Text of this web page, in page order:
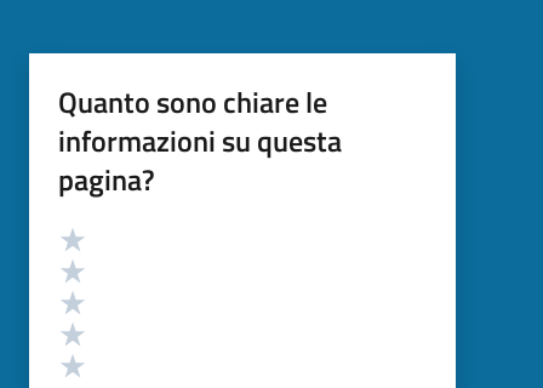
Quanto sono chiare le
informazioni su questa
pagina?
Valutazione